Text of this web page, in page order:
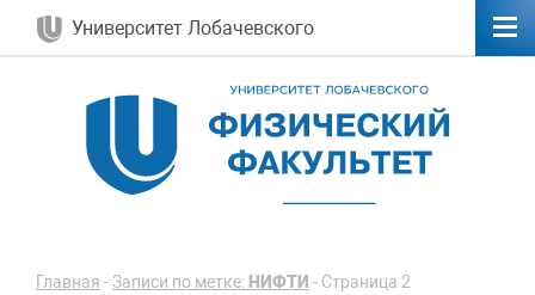
Университет Лобачевского
Главная -Записи по метке: НИФТИ - Страница 2